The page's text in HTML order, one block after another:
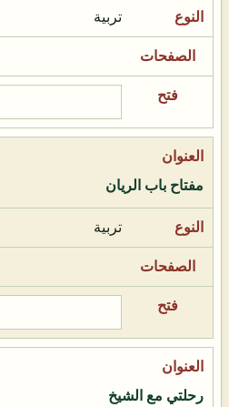
تربية
مفتاح باب الريان
تربية
رحلتي مع الشيخ